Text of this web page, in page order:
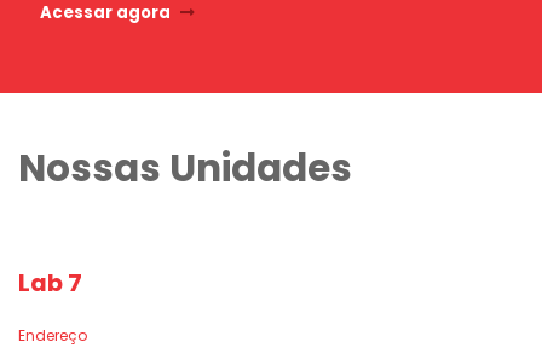
Acessar agora
Nossas Unidades
Lab 7
Endereço